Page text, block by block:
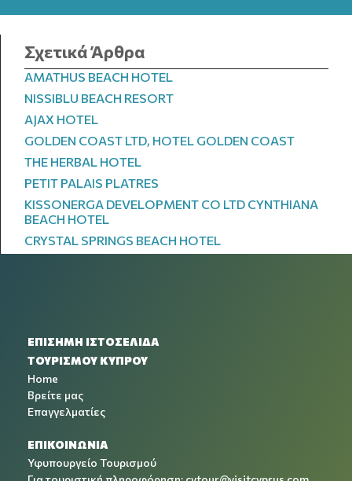
Σχετικά Άρθρα
AMATHUS BEACH HOTEL
NISSIBLU BEACH RESORT
AJAX HOTEL
GOLDEN COAST LTD, HOTEL GOLDEN COAST
THE HERBAL HOTEL
PETIT PALAIS PLATRES
KISSONERGA DEVELOPMENT CO LTD CYNTHIANA
BEACH HOTEL
CRYSTAL SPRINGS BEACH HOTEL
ΕΠΙΣΗΜΗ ΙΣΤΟΣΕΛΙΔΑ
ΤΟΥΡΙΣΜΟΥ ΚΥΠΡΟΥ
Home
Βρείτε μας
Επαγγελματίες
ΕΠΙΚΟΙΝΩΝΙΑ
Υφυπουργείο Τουρισμού